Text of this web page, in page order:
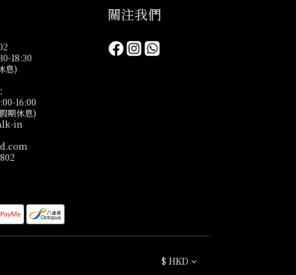
18:30
息)
16:00
期休息)
in
關注我們​
$ HKD